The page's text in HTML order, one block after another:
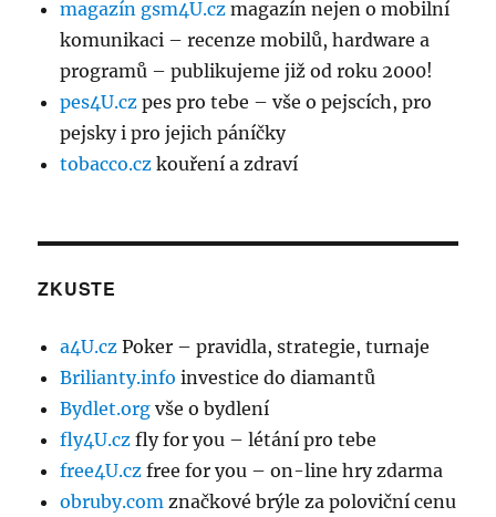
magazín gsm4U.cz magazín nejen o mobilní
komunikaci – recenze mobilů, hardware a
programů – publikujeme již od roku 2000!
pes4U.cz pes pro tebe – vše o pejscích, pro
pejsky i pro jejich páníčky
tobacco.cz kouření a zdraví
ZKUSTE
a4U.cz Poker – pravidla, strategie, turnaje
Brilianty.info investice do diamantů
Bydlet.org vše o bydlení
fly4U.cz fly for you – létání pro tebe
free4U.cz free for you – on-line hry zdarma
obruby.com značkové brýle za poloviční cenu